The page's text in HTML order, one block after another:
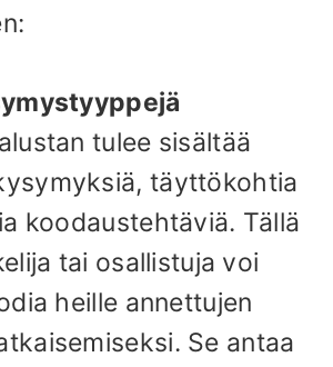
tulee sisältää
täyttökohtia
​​koodaustehtäviä. Tällä
tai osallistuja voi
heille annettujen
Se antaa